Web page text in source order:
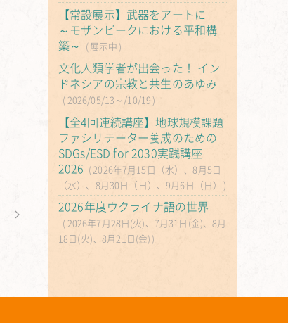
【常設展示】武器をアートに
～モザンビークにおける平和構
築～
展示中
文化人類学者が出会った！ イン
ドネシアの宗教と共生のあゆみ
2026/05/13～/10/19
【全4回連続講座】地球規模課題
ファシリテーター養成のための
SDGs/ESD for 2030実践講座
2026
2026年7月15日（水）、8月5日
（水）、8月30日（日）、9月6日（日）
2026年度ウクライナ語の世界
2026年7月28日(火)、7月31日(金)、8月
18日(火)、8月21日(金)